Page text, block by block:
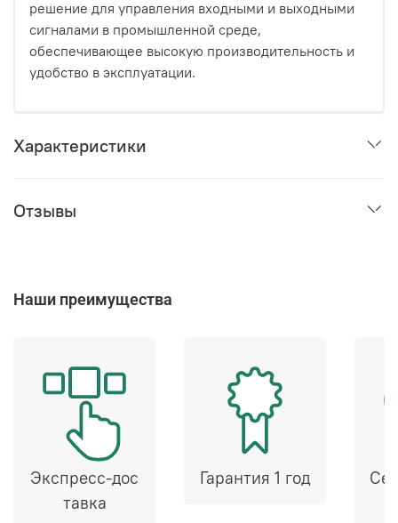
решение для управления входными и выходными
сигналами в промышленной среде,
обеспечивающее высокую производительность и
удобство в эксплуатации.
Характеристики
Отзывы
Наши преимущества
Экспресс-дос
тавка
Гарантия 1 год